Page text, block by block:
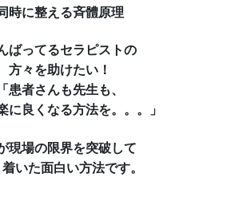
時に整える斉體原理
ばってるセラピストの
方々を助けたい！
「患者さんも先生も、
に良くなる方法を。。。」
現場の限界を突破して
いた面白い方法です。